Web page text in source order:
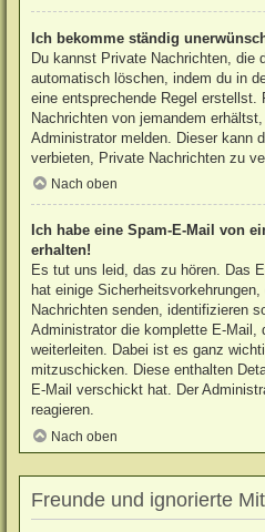
Ich bekomme ständig
Du kannst Private Nachrichten, die
automatisch löschen, indem du in
eine entsprechende Regel erstellst.
Nachrichten von jemandem
Administrator melden. Dieser kann
verbieten, Private Nachrichten zu
Nach oben
Ich habe eine Spam-E-Mail von
erhalten!
Es tut uns leid, das zu hören. Das
hat einige
Nachrichten senden, identifizieren
Administrator die komplette E-Mail,
weiterleiten. Dabei ist es ganz
mitzuschicken. Diese enthalten
E-Mail verschickt hat. Der
reagieren.
Nach oben
Freunde und ignorierte